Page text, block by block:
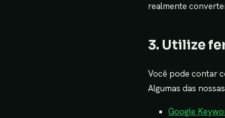
realmente
3. Utilize
Você pode contar
Algumas das
Google